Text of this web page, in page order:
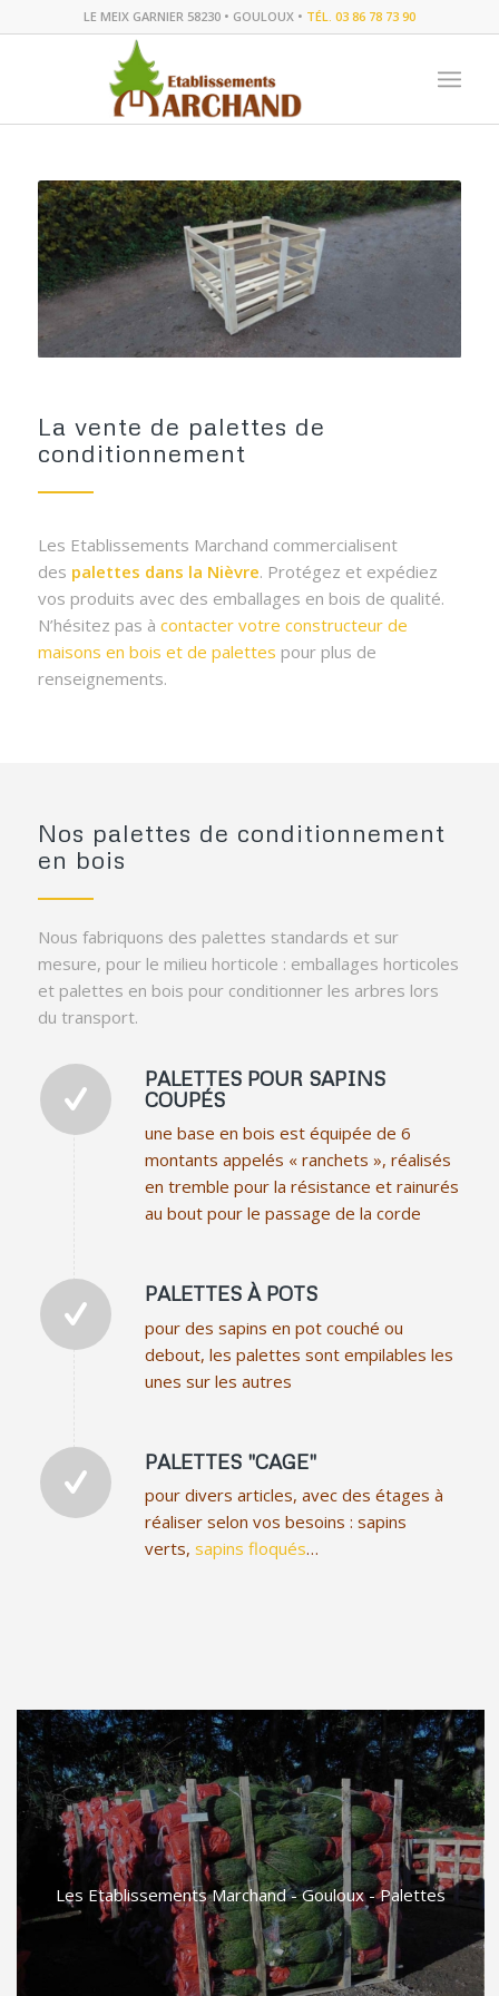
LE MEIX GARNIER 58230 • GOULOUX • TÉL. 03 86 78 73 90
La vente de palettes de
conditionnement
Les Etablissements Marchand commercialisent
des palettes dans la Nièvre. Protégez et expédiez
vos produits avec des emballages en bois de qualité.
N’hésitez pas à contacter votre constructeur de
maisons en bois et de palettes pour plus de
renseignements.
Nos palettes de conditionnement
en bois
Nous fabriquons des palettes standards et sur
mesure, pour le milieu horticole : emballages horticoles
et palettes en bois pour conditionner les arbres lors
du transport.
PALETTES POUR SAPINS
COUPÉS
une base en bois est équipée de 6
montants appelés « ranchets », réalisés
en tremble pour la résistance et rainurés
au bout pour le passage de la corde
PALETTES À POTS
pour des sapins en pot couché ou
debout, les palettes sont empilables les
unes sur les autres
PALETTES "CAGE"
pour divers articles, avec des étages à
réaliser selon vos besoins : sapins
verts, sapins floqués…
Les Etablissements Marchand - Gouloux - Palettes